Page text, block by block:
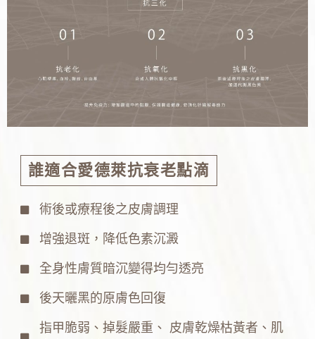
誰適合愛德萊抗衰老點滴
術後或療程後之皮膚調理
增強退斑，降低色素沉澱
全身性膚質暗沉變得均勻透亮
後天曬黑的原膚色回復
指甲脆弱、掉髮嚴重、 皮膚乾燥枯黃者、肌